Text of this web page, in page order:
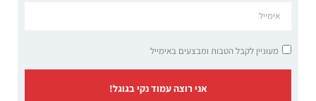
מעוניין לקבל הטבות ומבצעים באימייל
אני רוצה עמוד נקי בגוגל!